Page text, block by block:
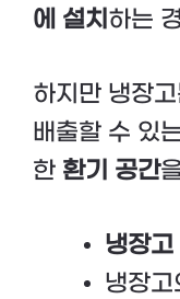
에 설치 하는
하지만 냉장
배출할 수 있
한 환기 공간
냉장
냉장